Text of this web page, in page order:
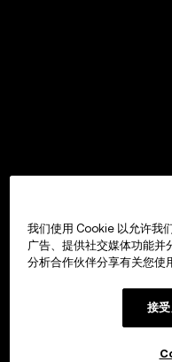
我们使用 Cookie 以允许我
广告、提供社交媒体功能并
分析合作伙伴分享有关您使
接